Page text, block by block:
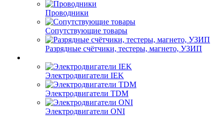
Проводники
Сопутствующие товары
Разрядные счётчики, тестеры, магнето, УЗИП
Электродвигатели IEK
Электродвигатели TDM
Электродвигатели ONI